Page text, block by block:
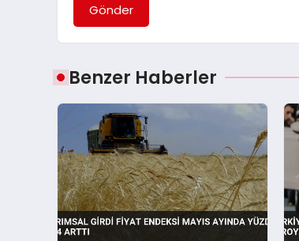
Gönder
Benzer Haberler